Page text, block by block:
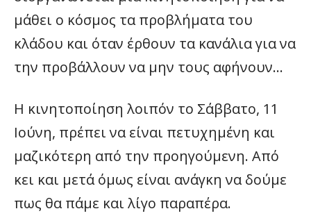
μάθει ο κόσμος τα προβλήματα του
κλάδου και όταν έρθουν τα κανάλια για να
την προβάλλουν να μην τους αφήνουν…
Η κινητοποίηση λοιπόν το Σάββατο, 11
Ιούνη, πρέπει να είναι πετυχημένη και
μαζικότερη από την προηγούμενη. Από
κει και μετά όμως είναι ανάγκη να δούμε
πως θα πάμε και λίγο παραπέρα.